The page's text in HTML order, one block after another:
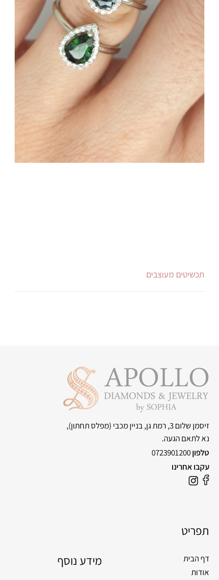
תכשיטים מעוצבים
זיסמן שלום 3, רמת גן, בניין מכבי
(מפלס תחתון),
נא לתאם הגעה.
טלפון0723901200
עקבו אחרינו
תפריט
דף הבית
אודות
מידע נוסף